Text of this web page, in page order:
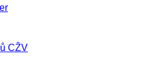
CŽV